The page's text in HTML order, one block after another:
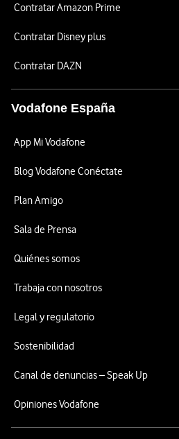
Contratar Amazon Prime
Contratar Disney plus
Contratar DAZN
Vodafone España
App Mi Vodafone
Blog Vodafone Conéctate
Plan Amigo
Sala de Prensa
Quiénes somos
Trabaja con nosotros
Legal y regulatorio
Sostenibilidad
Canal de denuncias – Speak Up
Opiniones Vodafone